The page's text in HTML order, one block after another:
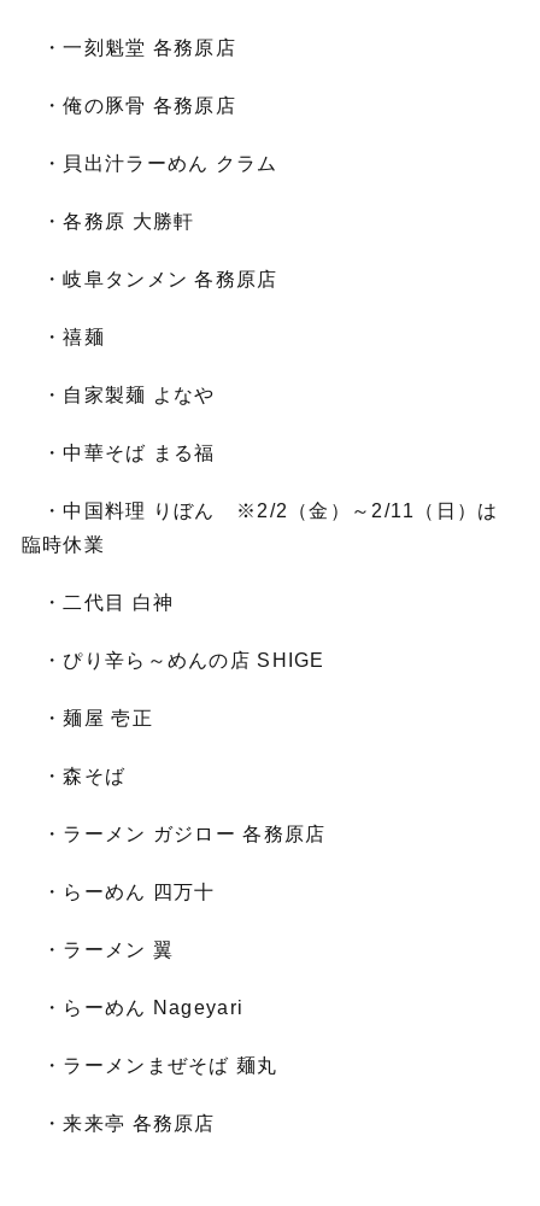
・一刻魁堂 各務原店
・俺の豚骨 各務原店
・貝出汁ラーめん クラム
・各務原 大勝軒
・岐阜タンメン 各務原店
・禧麺
・自家製麺 よなや
・中華そば まる福
・中国料理 りぼん ※2/2（金）～2/11（日）は
臨時休業
・二代目 白神
・ぴり辛ら～めんの店 SHIGE
・麺屋 壱正
・森そば
・ラーメン ガジロー 各務原店
・らーめん 四万十
・ラーメン 翼
・らーめん Nageyari
・ラーメンまぜそば 麺丸
・来来亭 各務原店